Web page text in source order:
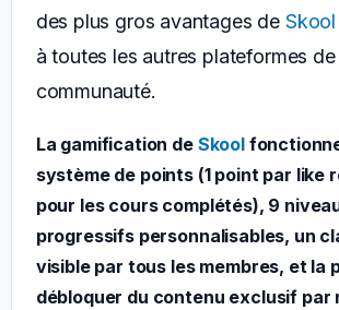
des plus gros avantages de Skool
à toutes les autres plateformes de
communauté.
La gamification de Skool
système de points (1 point par like
pour les cours complétés), 9
progressifs personnalisables, un
visible par tous les membres, et la
débloquer du contenu exclusif par